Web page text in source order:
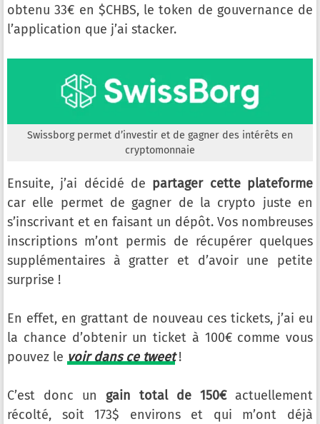
obtenu 33€ en $CHBS, le token de gouvernance de
l’application que j’ai stacker.
Swissborg permet d’investir et de gagner des intérêts en
cryptomonnaie
Ensuite, j’ai décidé de partager cette plateforme
car elle permet de gagner de la crypto juste en
s’inscrivant et en faisant un dépôt. Vos nombreuses
inscriptions m’ont permis de récupérer quelques
supplémentaires à gratter et d’avoir une petite
surprise !
En effet, en grattant de nouveau ces tickets, j’ai eu
la chance d’obtenir un ticket à 100€ comme vous
pouvez le voir dans ce tweet!
C’est donc un gain total de 150€actuellement
récolté, soit 173$ environs et qui m’ont déjà